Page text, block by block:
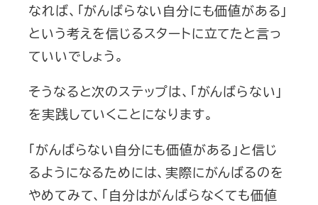
なれば、「がんばらない自分にも価値がある」
という考えを信じるスタートに立てたと言っ
ていいでしょう。
そうなると次のステップは、「がんばらない」
を実践していくことになります。
「がんばらない自分にも価値がある」と信じ
るようになるためには、実際にがんばるのを
やめてみて、「自分はがんばらなくても価値